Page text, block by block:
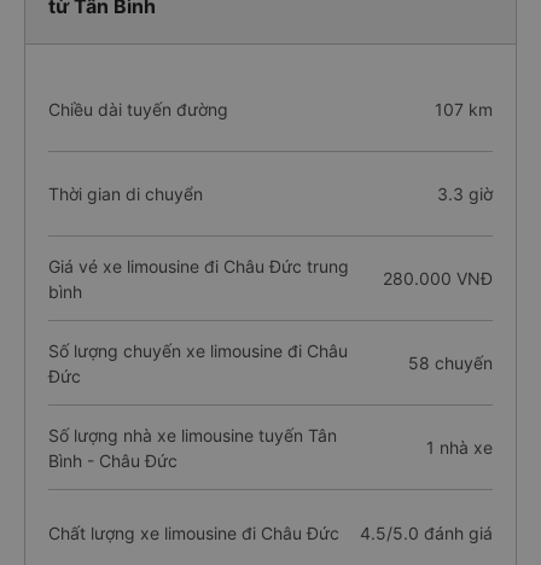
từ Tân Bình
Chiều dài tuyến đường 107 km
Thời gian di chuyển 3.3 giờ
Giá vé xe limousine đi Châu Đức trung
bình
280.000 VNĐ
Số lượng chuyến xe limousine đi Châu
Đức
58 chuyến
Số lượng nhà xe limousine tuyến Tân
Bình - Châu Đức
1 nhà xe
Chất lượng xe limousine đi Châu Đức 4.5/5.0 đánh giá